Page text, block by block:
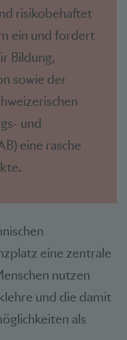
risikobehaftet
ein und fordert
Bildung,
sowie der
und
eine rasche
eine zentrale
nutzen
und die damit
als